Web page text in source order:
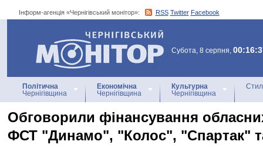
Інформ-агенція «Чернігівський монітор»: RSS Twitter Facebook
Інформ-агенція
«Чернігівський монітор»
Субота, 8 серпня,
Політична
Чернігівщина
Економічна
Чернігівщина
Культурна
Чернігівщина
Обговорили фінансування
ФСТ "Динамо", "Колос", "Спартак"